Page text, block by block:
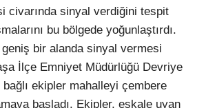
civarında sinyal verdiğini tespit
bu bölgede yoğunlaştırdı.
geniş bir alanda sinyal vermesi
İlçe Emniyet Müdürlüğü Devriye
bağlı ekipler mahalleyi çembere
başladı. Ekipler, eşkale uyan